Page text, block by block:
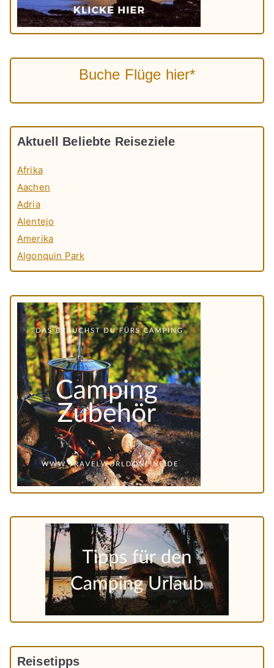
Buche Flüge hier*
Aktuell Beliebte Reiseziele
Afrika
Aachen
Adria
Alentejo
Amerika
Algonquin Park
Reisetipps